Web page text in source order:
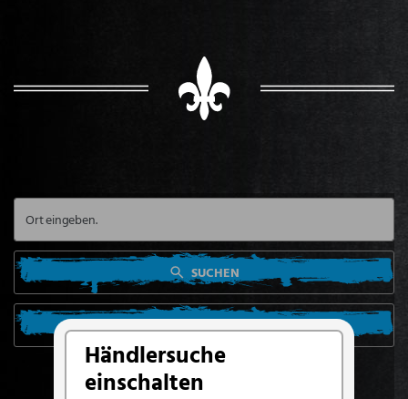
Händlersuche
einschalten
SUCHEN
SUCHE VON MEINEM STANDORT AUS